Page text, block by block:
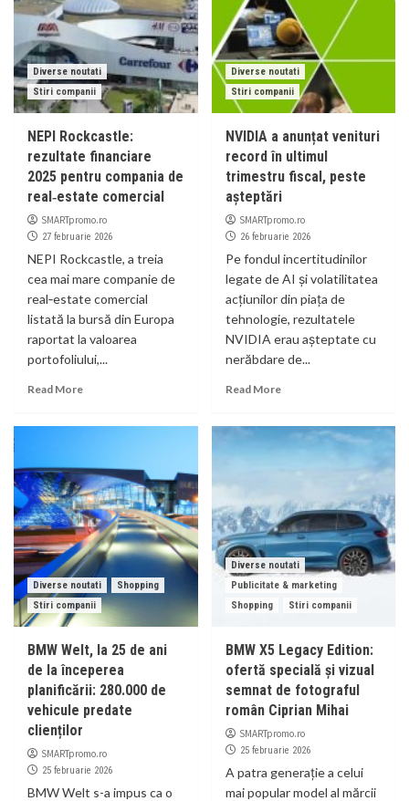
Diverse noutati
Stiri companii
NEPI Rockcastle:
rezultate financiare
2025 pentru compania de
real‑estate comercial
SMARTpromo.ro
27 februarie 2026
NEPI Rockcastle, a treia
cea mai mare companie de
real‑estate comercial
listată la bursă din Europa
raportat la valoarea
portofoliului,...
Read More
Diverse noutati
Stiri companii
NVIDIA a anunțat venituri
record în ultimul
trimestru fiscal, peste
așteptări
SMARTpromo.ro
26 februarie 2026
Pe fondul incertitudinilor
legate de AI și volatilitatea
acțiunilor din piața de
tehnologie, rezultatele
NVIDIA erau așteptate cu
nerăbdare de...
Read More
Diverse noutati
Shopping
Stiri companii
BMW Welt, la 25 de ani
de la începerea
planificării: 280.000 de
vehicule predate
clienților
SMARTpromo.ro
25 februarie 2026
BMW Welt s-a impus ca o
Diverse noutati
Publicitate & marketing
Shopping
Stiri companii
BMW X5 Legacy Edition:
ofertă specială și vizual
semnat de fotograful
român Ciprian Mihai
SMARTpromo.ro
25 februarie 2026
A patra generație a celui
mai popular model al mărcii